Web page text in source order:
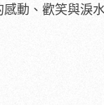
動、歡笑與淚水